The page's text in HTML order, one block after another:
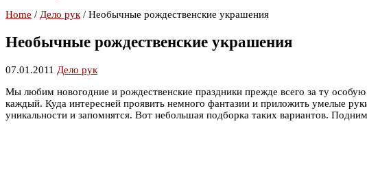
Home / Дело рук / Необычные рождественские украшения
Необычные рождественские украшения
07.01.2011 Дело рук
Мы любим новогодние и рождественские праздники прежде всего за ту
каждый. Куда интересней проявить немного фантазии и приложить умелые
уникальности и запомнятся. Вот небольшая подборка таких вариантов.